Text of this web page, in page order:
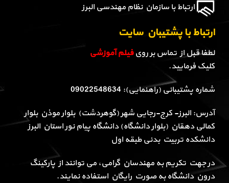
ارتباط با سازمان نظام مهندسی البرز
ارتباط با پشتیبان سایت
لطفا قبل از تماس بر رویفیلم آموزشی
کلیک فرمایید.
شماره پشتیبانی (راهنمایی): 09022548634
آدرس: البرز- کرج-رجایی شهر (گوهردشت) بلوار موذن بلوار
کمالی دهقان (بلوار دانشگاه) دانشگاه پیام نور استان البرز
دانشکده تربیت بدنی طبقه اول
در جهت تکریم به مهندسان گرامی، می توانند از پارکینگ
درون دانشگاه به صورت رایگان استفاده نمایند.